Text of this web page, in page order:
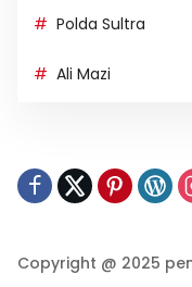
Polda Sultra
Ali Mazi
Copyright @ 2025